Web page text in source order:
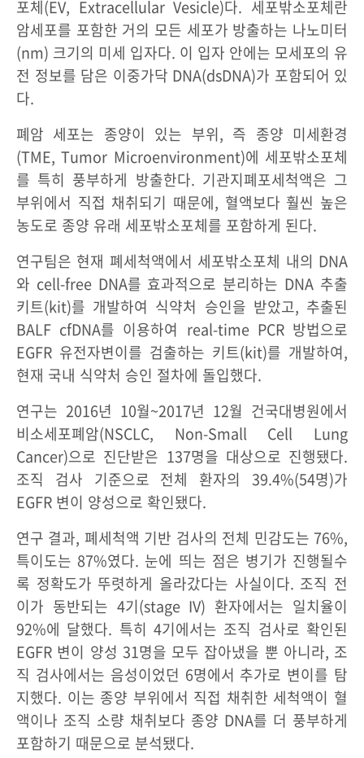
포체(EV, Extracellular Vesicle)다. 세포밖소포체란
암세포를 포함한 거의 모든 세포가 방출하는 나노미터
(nm) 크기의 미세 입자다. 이 입자 안에는 모세포의 유
전 정보를 담은 이중가닥 DNA(dsDNA)가 포함되어 있
다.
폐암 세포는 종양이 있는 부위, 즉 종양 미세환경
(TME, Tumor Microenvironment)에 세포밖소포체
를 특히 풍부하게 방출한다. 기관지폐포세척액은 그
부위에서 직접 채취되기 때문에, 혈액보다 훨씬 높은
농도로 종양 유래 세포밖소포체를 포함하게 된다.
연구팀은 현재 폐세척액에서 세포밖소포체 내의 DNA
와 cell-free DNA를 효과적으로 분리하는 DNA 추출
키트(kit)를 개발하여 식약처 승인을 받았고, 추출된
BALF cfDNA를 이용하여 real-time PCR 방법으로
EGFR 유전자변이를 검출하는 키트(kit)를 개발하여,
현재 국내 식약처 승인 절차에 돌입했다.
연구는 2016년 10월~2017년 12월 건국대병원에서
비소세포폐암(NSCLC, Non-Small Cell Lung
Cancer)으로 진단받은 137명을 대상으로 진행됐다.
조직 검사 기준으로 전체 환자의 39.4%(54명)가
EGFR 변이 양성으로 확인됐다.
연구 결과, 폐세척액 기반 검사의 전체 민감도는 76%,
특이도는 87%였다. 눈에 띄는 점은 병기가 진행될수
록 정확도가 뚜렷하게 올라갔다는 사실이다. 조직 전
이가 동반되는 4기(stage IV) 환자에서는 일치율이
92%에 달했다. 특히 4기에서는 조직 검사로 확인된
EGFR 변이 양성 31명을 모두 잡아냈을 뿐 아니라, 조
직 검사에서는 음성이었던 6명에서 추가로 변이를 탐
지했다. 이는 종양 부위에서 직접 채취한 세척액이 혈
액이나 조직 소량 채취보다 종양 DNA를 더 풍부하게
포함하기 때문으로 분석됐다.